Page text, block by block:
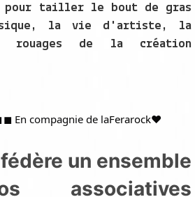
pour tailler le bout de gras
la vie d'artiste, la
de la création
◼︎ En compagnie de laFerarock❤️
un ensemble
associatives